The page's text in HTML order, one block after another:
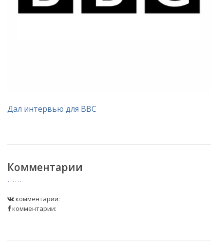
Дал интервью для BBC
Комментарии
комментарии:
комментарии: